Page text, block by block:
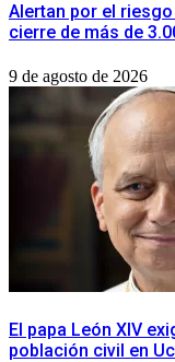
​Alertan por el
cierre de más de
9 de agosto de 2026
​El papa León XIV
población civil en